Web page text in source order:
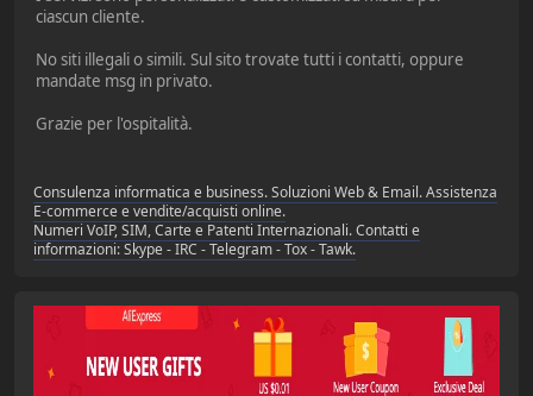
ciascun cliente.
No siti illegali o simili. Sul sito trovate tutti i contatti, oppure
mandate msg in privato.
Grazie per l'ospitalità.
Consulenza informatica e business. Soluzioni Web & Email. Assistenza
E-commerce e vendite/acquisti online.
Numeri VoIP, SIM, Carte e Patenti Internazionali. Contatti e
informazioni: Skype - IRC - Telegram - Tox - Tawk.